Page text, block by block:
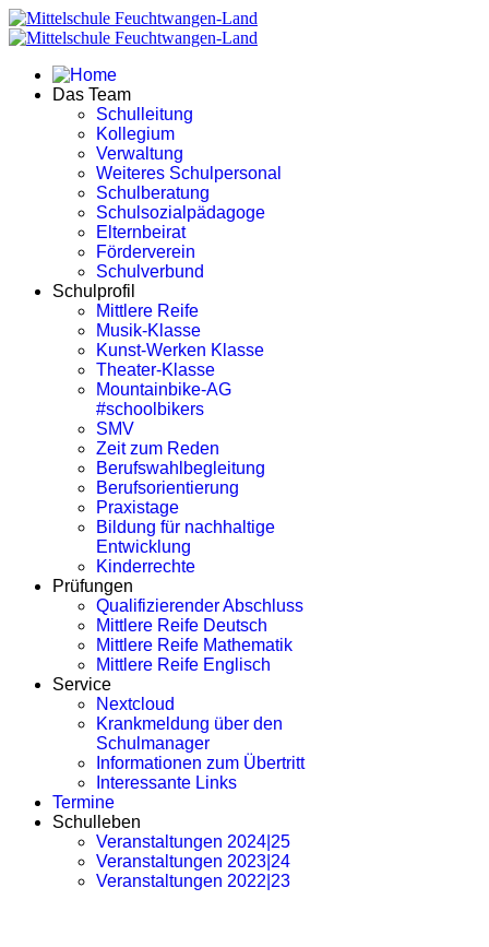
Das Team
Schulleitung
Kollegium
Verwaltung
Weiteres Schulpersonal
Schulberatung
Schulsozialpädagoge
Elternbeirat
Förderverein
Schulverbund
Schulprofil
Mittlere Reife
Musik-Klasse
Kunst-Werken Klasse
Theater-Klasse
Mountainbike-AG
#schoolbikers
SMV
Zeit zum Reden
Berufswahlbegleitung
Berufsorientierung
Praxistage
Bildung für nachhaltige
Entwicklung
Kinderrechte
Prüfungen
Qualifizierender Abschluss
Mittlere Reife Deutsch
Mittlere Reife Mathematik
Mittlere Reife Englisch
Service
Nextcloud
Krankmeldung über den
Schulmanager
Informationen zum Übertritt
Interessante Links
Termine
Schulleben
Veranstaltungen 2024|25
Veranstaltungen 2023|24
Veranstaltungen 2022|23